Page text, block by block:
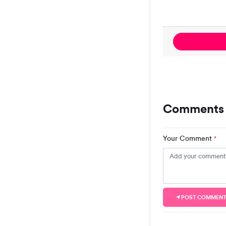
Comments
Your Comment *
POST COMMENT